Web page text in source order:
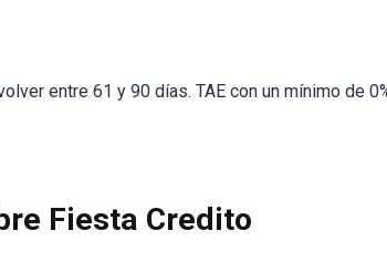
entre 61 y 90 días. TAE con un mínimo de
Fiesta Credito